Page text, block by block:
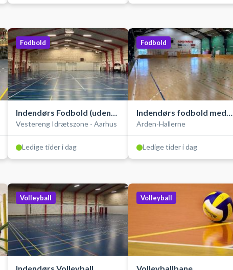
Fodbold
Indendørs Fodbold (uden
bander)
Vestereng Idrætszone - Aarhus
Ledige tider i dag
Fodbold
Indendørs fodbold med
bander
Arden-Hallerne
Ledige tider i dag
Volleyball Volleyball